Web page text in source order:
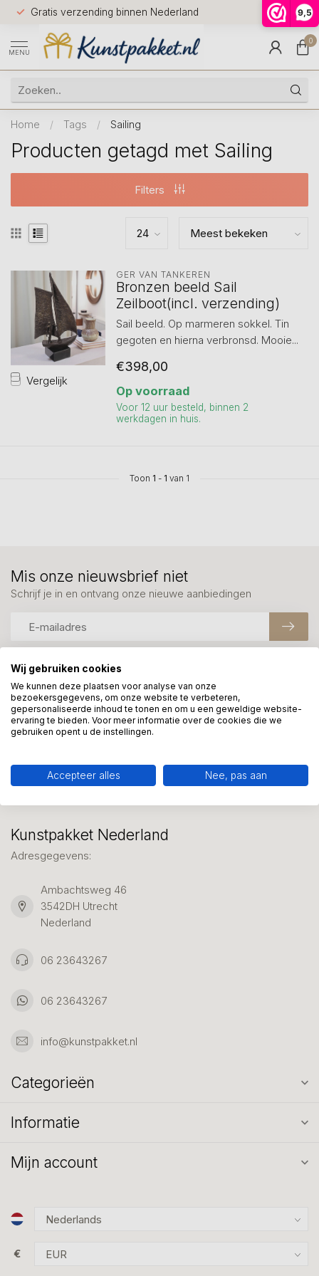
9,5
Gratis verzending binnen Nederland
Voor
huis
9.5
MENU
0
Home / Tags / Sailing
Producten getagd met Sailing
Filters
Vergelijk
GER VAN TANKEREN
Bronzen beeld Sail
Zeilboot(incl. verzending)
Sail beeld. Op marmeren sokkel. Tin
gegoten en hierna verbronsd. Mooie...
€398,00
Op voorraad
Voor 12 uur besteld, binnen 2
werkdagen in huis.
Toon 1 - 1 van 1
Meer informatie?
We helpen graag met uw keuze of geven advies, bel of app
ons 7 dagen per week: 06-23643267
Mis onze nieuwsbrief niet
Schrijf je in en ontvang onze nieuwe aanbiedingen
Kunstpakket Nederland
Adresgegevens:
Ambachtsweg 46
3542DH Utrecht
Nederland
06 23643267
06 23643267
info@kunstpakket.nl
Categorieën
Informatie
Mijn account
€
Wij gebruiken cookies
We kunnen deze plaatsen voor analyse van onze
bezoekersgegevens, om onze website te verbeteren,
gepersonaliseerde inhoud te tonen en om u een geweldige website-
ervaring te bieden. Voor meer informatie over de cookies die we
gebruiken opent u de instellingen.
Accepteer alles Nee, pas aan